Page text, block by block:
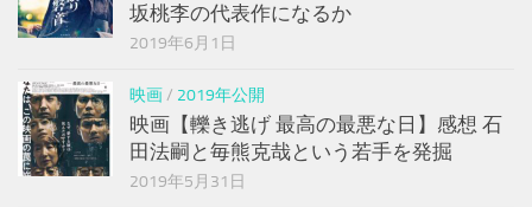
坂桃李の代表作になるか
2019年6月1日
映画/ 2019年公開
映画【轢き逃げ 最高の最悪な日】感想 石
田法嗣と毎熊克哉という若手を発掘
2019年5月31日